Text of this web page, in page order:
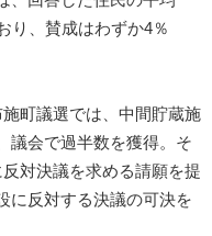
り、賛成はわずか4％
町議選では、中間貯蔵施
議会で過半数を獲得。そ
対決議を求める請願を提
に反対する決議の可決を